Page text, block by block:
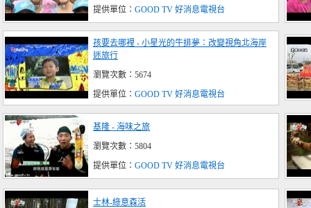
提供單位： GOOD TV 好消息電視台
孩要去哪裡 - 小星光的牛排夢：改變視角北海岸
迷旅行
瀏覽次數：5674
提供單位： GOOD TV 好消息電視台
基隆 - 海味之旅
瀏覽次數：5804
提供單位： GOOD TV 好消息電視台
士林-綠意森活